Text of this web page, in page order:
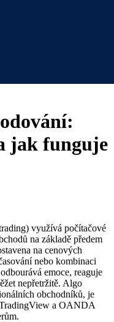
jak funguje
využívá počítačové
na základě předem
na cenových
nebo kombinaci
emoce, reaguje
nepřetržitě. Algo
obchodníků, je
a OANDA